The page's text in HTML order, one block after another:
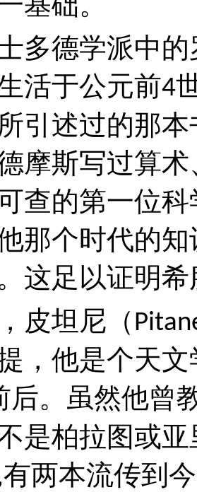
德学派中的
活于公元前4
引述过的那
摩斯写过算
查的第一位
那个时代的
这足以证明
坦尼（
，他是个天
后。虽然他曾
是柏拉图或
有两本流传到